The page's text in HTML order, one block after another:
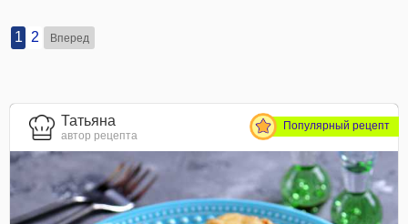
1 2 Вперед
Татьяна
автор рецепта
Популярный рецепт